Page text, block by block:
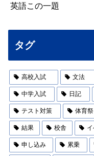
英語この一題
タグ
高校入試 文法
中学入試 日記
テスト対策 体育祭
結果 校舎
申し込み 累乗